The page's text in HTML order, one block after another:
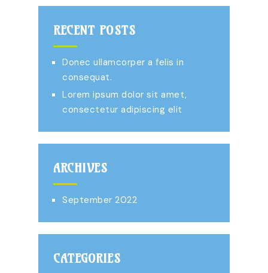
RECENT POSTS
Donec ullamcorper a felis in
consequat.
Lorem ipsum dolor sit amet,
consectetur adipiscing elit
ARCHIVES
September 2022
CATEGORIES